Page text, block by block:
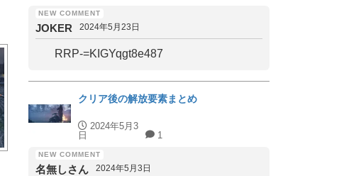
JOKER 2024年5月23日
RRP-=KIGYqgt8e487
クリア後の解放要素まとめ
2024年5月3
日
1
名無しさん 2024年5月3日